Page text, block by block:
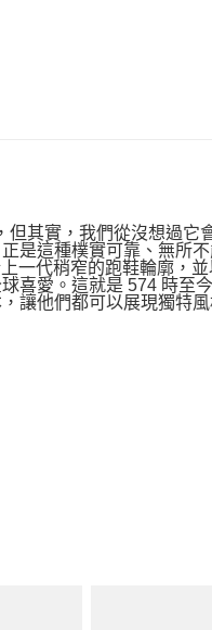
其實，我們從沒想過它
是這種樸實可靠、無所
一代稍窄的跑鞋輪廓，
喜愛。這就是 574 時至
讓他們都可以展現獨特風